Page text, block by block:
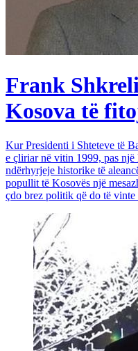
Frank
Kosova të
Kur Presidenti i Shteteve të
e çliriar në vitin 1999, pas një
ndërhyrjeje historike të
popullit të Kosovës një
çdo brez politik që do të